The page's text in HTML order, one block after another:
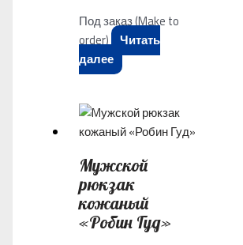
Под заказ (Make to
order) Читать
далее
Mужской
рюкзак
кожаный
«Робин Гуд»